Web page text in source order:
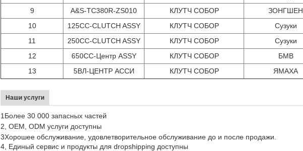
9
A&S-TC380R-ZS010 КЛУТЧ СОБОР
ЗОНГШЕН
10
125CC-CLUTCH ASSY КЛУТЧ СОБОР
Сузуки
11
250CC-CLUTCH ASSY КЛУТЧ СОБОР
Сузуки
12
650CC-Центр ASSY КЛУТЧ СОБОР
БМВ
13
5ВЛ-ЦЕНТР АССИ КЛУТЧ СОБОР ЯМАХА
Наши услуги
1Более 30 000 запасных частей
2, OEM, ODM услуги доступны
3Хорошее обслуживание, удовлетворительное обслуживание до и после продажи.
4, Единый сервис и продукты для dropshipping доступны